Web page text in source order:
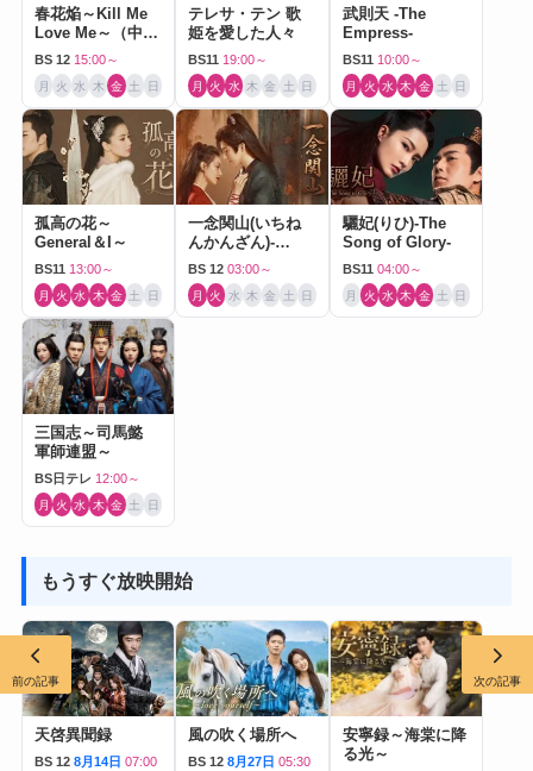
春花焔～Kill Me
Love Me～（中国
ドラマ）
BS 12 15:00～
月 火 水 木 金 土 日
テレサ・テン 歌
姫を愛した人々
BS11 19:00～
月 火 水 木 金 土 日
武則天 -The
Empress-
BS11 10:00～
月 火 水 木 金 土 日
孤高の花～
General＆I～
BS11 13:00～
月 火 水 木 金 土 日
一念関山(いちね
んかんざん)-
Journey to Love-
BS 12 03:00～
月 火 水 木 金 土 日
驪妃(りひ)-The
Song of Glory-
BS11 04:00～
月 火 水 木 金 土 日
三国志～司馬懿
軍師連盟～
BS日テレ 12:00～
月 火 水 木 金 土 日
もうすぐ放映開始
天啓異聞録
BS 12 8月14日 07:00
風の吹く場所へ
BS 12 8月27日 05:30
安寧録～海棠に降
る光～
前の記事 次の記事